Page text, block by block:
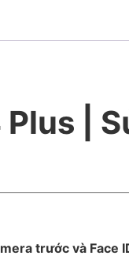
|
trước và Face